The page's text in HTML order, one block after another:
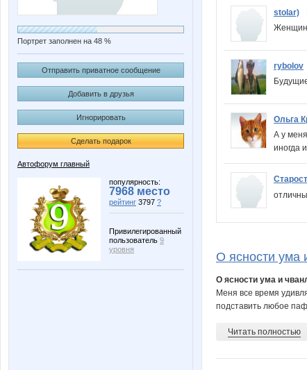
Портрет заполнен на 48 %
Отправить приватное сообщение
Добавить в друзья
Игнорировать
Сделать подарок
Автофорум главный
популярность:
7968 место
рейтинг 3797 ?
Привилегированный
пользователь 9
уровня
stolar)
rybolov
Ольга
А у
иногда
О ясности ума
О ясности ума и
Меня все время
подставить любое
Читать полностью